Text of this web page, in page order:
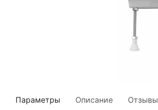
Параметры Описание Отзывы